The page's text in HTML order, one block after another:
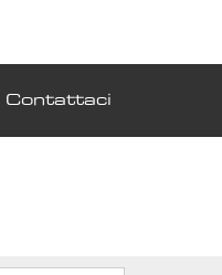
Contattaci